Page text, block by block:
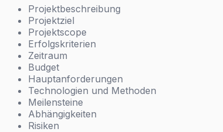
Projektbeschreibung
Projektziel
Projektscope
Erfolgskriterien
Zeitraum
Budget
Hauptanforderungen
Technologien und Methoden
Meilensteine
Abhängigkeiten
Risiken